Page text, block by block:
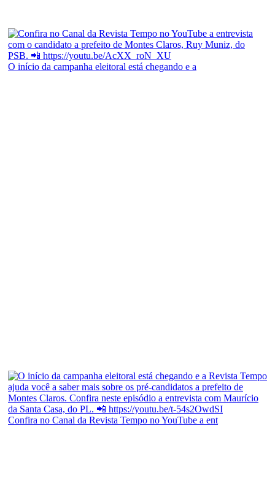
O início da campanha eleitoral está chegando e a
Confira no Canal da Revista Tempo no YouTube a ent